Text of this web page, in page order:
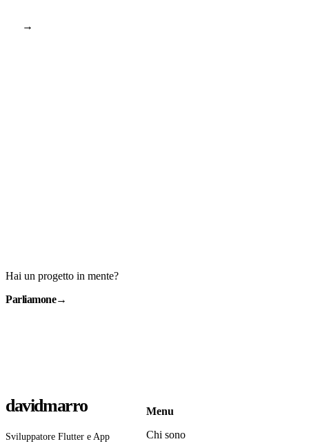
→
Hai un progetto in mente?
Parliamone→
davidmarro
Sviluppatore Flutter e App
Menu
Chi sono